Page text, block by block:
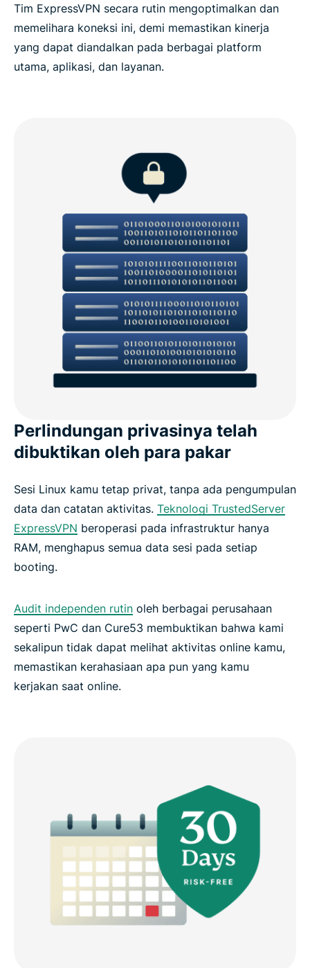
Tim ExpressVPN secara rutin mengoptimalkan dan
memelihara koneksi ini, demi memastikan kinerja
yang dapat diandalkan pada berbagai platform
utama, aplikasi, dan layanan.
Perlindungan privasinya telah
dibuktikan oleh para pakar
Sesi Linux kamu tetap privat, tanpa ada pengumpulan
data dan catatan aktivitas. Teknologi TrustedServer
ExpressVPN beroperasi pada infrastruktur hanya
RAM, menghapus semua data sesi pada setiap
booting.
Audit independen rutin oleh berbagai perusahaan
seperti PwC dan Cure53 membuktikan bahwa kami
sekalipun tidak dapat melihat aktivitas online kamu,
memastikan kerahasiaan apa pun yang kamu
kerjakan saat online.